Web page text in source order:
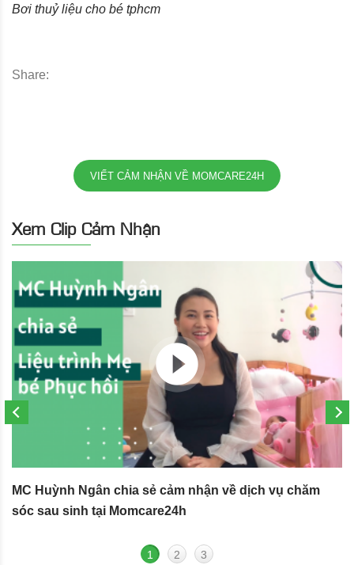
Bơi thuỷ liệu cho bé tphcm
Share:
VIẾT CẢM NHẬN VỀ MOMCARE24H
Xem Clip Cảm Nhận
MC Huỳnh Ngân chia sẻ cảm nhận về dịch vụ chăm
sóc sau sinh tại Momcare24h
1 2 3